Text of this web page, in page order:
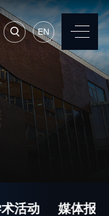
EN
集成技术研究所
医学与健康工程研
活动 媒体报道